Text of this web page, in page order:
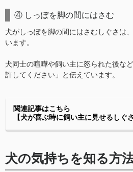
④ しっぽを脚の間にはさむ
犬がしっぽを脚の間にはさむしぐさは
います。
犬同士の喧嘩や飼い主に怒られた後な
許してください」と伝えています。
関連記事はこちら
【犬が喜ぶ時に飼い主に見せるしぐ
犬の気持ちを知る方法